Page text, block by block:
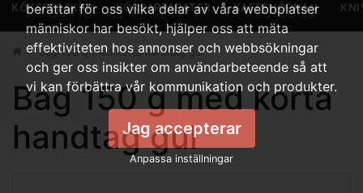
KÖKSREDSKAP KÖKSAPPARATER KAFFEHÖRNAN
Bag 150 g med korta handtag gul
Bag 150 g med korta
handtag gul
berättar för oss vilka delar av våra webbplatser
människor har besökt, hjälper oss att mäta
effektiviteten hos annonser och webbsökningar
och ger oss insikter om användarbeteende så att
vi kan förbättra vår kommunikation och produkter.
Jag accepterar
Anpassa inställningar